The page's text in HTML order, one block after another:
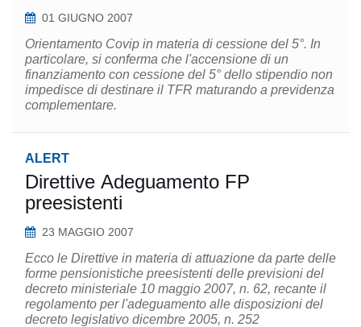
01 GIUGNO 2007
Orientamento Covip in materia di cessione del 5°. In
particolare, si conferma che l'accensione di un
finanziamento con cessione del 5° dello stipendio non
impedisce di destinare il TFR maturando a previdenza
complementare.
ALERT
Direttive Adeguamento FP
preesistenti
23 MAGGIO 2007
Ecco le Direttive in materia di attuazione da parte delle
forme pensionistiche preesistenti delle previsioni del
decreto ministeriale 10 maggio 2007, n. 62, recante il
regolamento per l'adeguamento alle disposizioni del
decreto legislativo dicembre 2005, n. 252